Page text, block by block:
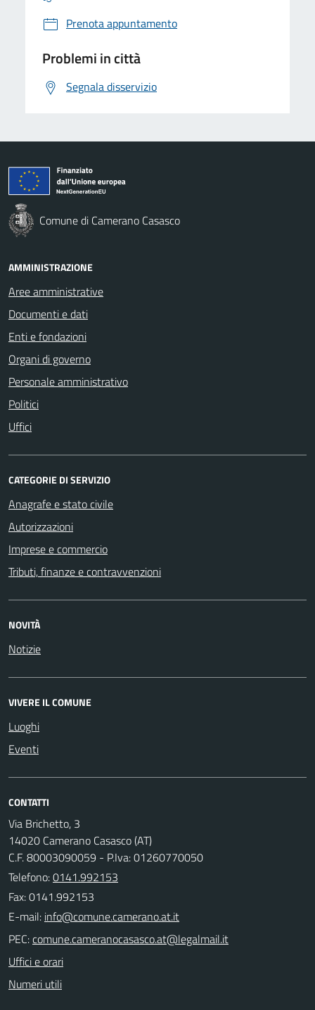
Prenota appuntamento
Problemi in città
Segnala disservizio
Comune di Camerano Casasco
AMMINISTRAZIONE
Aree amministrative
Documenti e dati
Enti e fondazioni
Organi di governo
Personale amministrativo
Politici
Uffici
CATEGORIE DI SERVIZIO
Anagrafe e stato civile
Autorizzazioni
Imprese e commercio
Tributi, finanze e contravvenzioni
NOVITÀ
Notizie
VIVERE IL COMUNE
Luoghi
Eventi
CONTATTI
Via Brichetto, 3
14020 Camerano Casasco (AT)
C.F. 80003090059 - P.Iva: 01260770050
Telefono:0141.992153
Fax: 0141.992153
E-mail:
PEC:
Uffici e orari
Numeri utili